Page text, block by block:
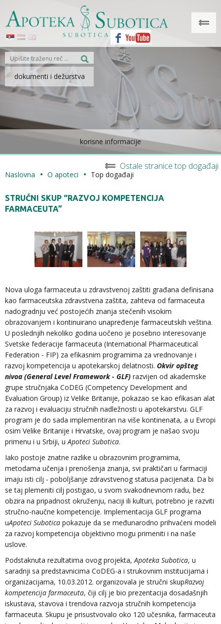
dokumenti i dežurstva
korisne informacije
Ostale stranice top događaji
Naslovna O apoteci Top događaji
STRUČNI SKUP “RAZVOJ KOMPETENCIJA
FARMACEUTA”
Nova uloga farmaceuta u zdravstvenoj zaštiti građana definisana
kao farmaceutska zdravstvena zaštita, zahteva od farmaceuta
nadogradnju već postojećih znanja stečenih visokim
obrazovanjem i kontinuirano unapređenje farmaceutskih veština.
U poslednjih nekoliko godina uočeno je posebno interesovanje
Svetske federacije farmaceuta (International Pharmaceutical
Federation - FIP) za efikasnim programima za vrednovanje i
razvoj kompetencija u apotekarskoj delatnosti. Okvir opšteg
nivoa (General Level Framework - GLF) razvijen od akademske
grupe stručnjaka CoDEG (Competency Development and
Evaluation Group) iz Velike Britanije, pokazao se kao efikasan alat
za razvoj i evaluaciju stručnih nadležnosti u apotekarstvu. GLF
program je do sada implementiran na više kontinenata, a u Evropi
osim Velike Britanije i Hrvatske, ovaj program je našao svoju
primenu i u Srbiji, uApoteci Subotica.
Iako postoje znatne razlike u obrazovnim programima,
metodama učenja i prenošenja znanja, svi praktičari u farmaciji
imaju isti cilj - poboljšanje zdravstvenog statusa pacijenata. Da bi
se taj plemeniti cilj postigao, u svom svakodnevnom radu, bez
obzira na pripadnost okruženju, naciji ili kulturi, potrebno je razviti
stručno-naučne kompetencije. Implementacija GLF programa
uApoteci Subotica pokazuje da se međunarodno prihvaćeni modeli
za razvoj kompetencija objektivno mogu primeniti i na naše
uslove.
Podstaknuta rezultatima ovog projekta,Apoteka Subotica, u
saradnji sa predstavnicima CoDEG-a i strukovnim institucijama i
organizacijama, 10.03.2012. organizovala je stručni skupRazvoj
kompetencija farmaceuta, čiji cilj je bio prezentacija dosadašnjih
iskustava, stavova i trendova razvoja stručnih kompetencija
farmaceuta. Skupu je prisustvovalo oko 120 učesnika, farmaceuta